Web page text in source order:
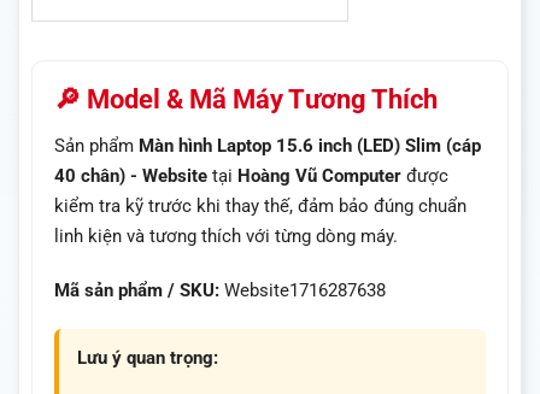
🔎 Model & Mã Máy Tương Thích
Sản phẩm Màn hình Laptop 15.6 inch (LED) Slim (cáp
40 chân) - Website tại Hoàng Vũ Computer được
kiểm tra kỹ trước khi thay thế, đảm bảo đúng chuẩn
linh kiện và tương thích với từng dòng máy.
Mã sản phẩm / SKU: Website1716287638
Lưu ý quan trọng: